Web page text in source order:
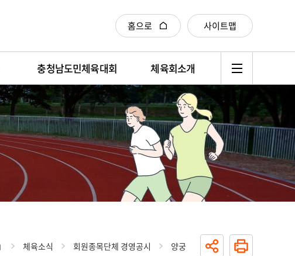
홈으로 사이트맵
충청남도민체육대회 체육회소개
체육소식 회원종목단체 경영공시 양궁